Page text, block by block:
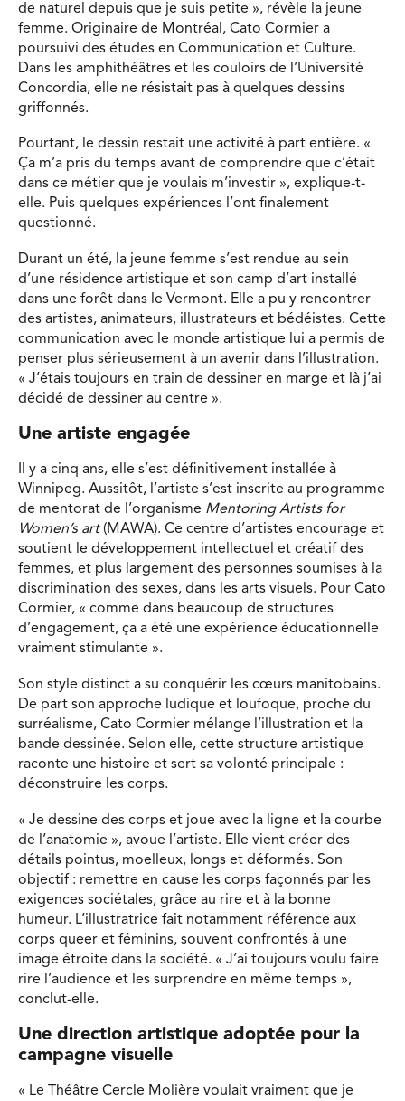
de naturel depuis que je suis petite », révèle la jeune
femme. Originaire de Montréal, Cato Cormier a
poursuivi des études en Communication et Culture.
Dans les amphithéâtres et les couloirs de l’Université
Concordia, elle ne résistait pas à quelques dessins
griffonnés.
Pourtant, le dessin restait une activité à part entière. «
Ça m’a pris du temps avant de comprendre que c’était
dans ce métier que je voulais m’investir », explique-t-
elle. Puis quelques expériences l’ont finalement
questionné.
Durant un été, la jeune femme s’est rendue au sein
d’une résidence artistique et son camp d’art installé
dans une forêt dans le Vermont. Elle a pu y rencontrer
des artistes, animateurs, illustrateurs et bédéistes. Cette
communication avec le monde artistique lui a permis de
penser plus sérieusement à un avenir dans l’illustration.
« J’étais toujours en train de dessiner en marge et là j’ai
décidé de dessiner au centre ».
Une artiste engagée
Il y a cinq ans, elle s’est définitivement installée à
Winnipeg. Aussitôt, l’artiste s’est inscrite au programme
de mentorat de l’organisme Mentoring Artists for
Women’s art(MAWA). Ce centre d’artistes encourage et
soutient le développement intellectuel et créatif des
femmes, et plus largement des personnes soumises à la
discrimination des sexes, dans les arts visuels. Pour Cato
Cormier, « comme dans beaucoup de structures
d’engagement, ça a été une expérience éducationnelle
vraiment stimulante ».
Son style distinct a su conquérir les cœurs manitobains.
De part son approche ludique et loufoque, proche du
surréalisme, Cato Cormier mélange l’illustration et la
bande dessinée. Selon elle, cette structure artistique
raconte une histoire et sert sa volonté principale :
déconstruire les corps.
« Je dessine des corps et joue avec la ligne et la courbe
de l’anatomie », avoue l’artiste. Elle vient créer des
détails pointus, moelleux, longs et déformés. Son
objectif : remettre en cause les corps façonnés par les
exigences sociétales, grâce au rire et à la bonne
humeur. L’illustratrice fait notamment référence aux
corps queer et féminins, souvent confrontés à une
image étroite dans la société. « J’ai toujours voulu faire
rire l’audience et les surprendre en même temps »,
conclut-elle.
Une direction artistique adoptée pour la
campagne visuelle
« Le Théâtre Cercle Molière voulait vraiment que je